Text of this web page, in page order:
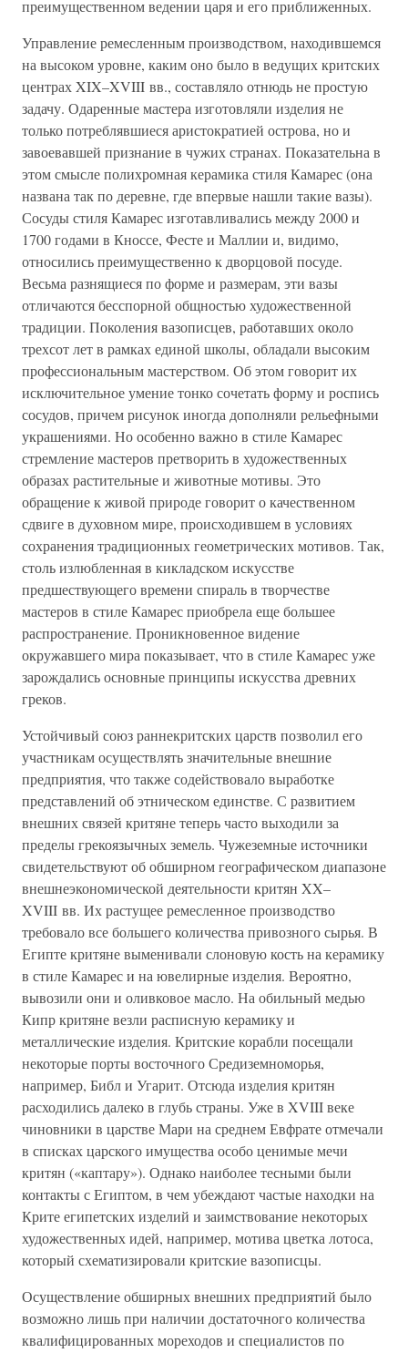
преимущественном ведении царя и его приближенных.
Управление ремесленным производством, находившемся
на высоком уровне, каким оно было в ведущих критских
центрах XIX–XVIII вв., составляло отнюдь не простую
задачу. Одаренные мастера изготовляли изделия не
только потреблявшиеся аристократией острова, но и
завоевавшей признание в чужих странах. Показательна в
этом смысле полихромная керамика стиля Камарес (она
названа так по деревне, где впервые нашли такие вазы).
Сосуды стиля Камарес изготавливались между 2000 и
1700 годами в Кноссе, Фесте и Маллии и, видимо,
относились преимущественно к дворцовой посуде.
Весьма разнящиеся по форме и размерам, эти вазы
отличаются бесспорной общностью художественной
традиции. Поколения вазописцев, работавших около
трехсот лет в рамках единой школы, обладали высоким
профессиональным мастерством. Об этом говорит их
исключительное умение тонко сочетать форму и роспись
сосудов, причем рисунок иногда дополняли рельефными
украшениями. Но особенно важно в стиле Камарес
стремление мастеров претворить в художественных
образах растительные и животные мотивы. Это
обращение к живой природе говорит о качественном
сдвиге в духовном мире, происходившем в условиях
сохранения традиционных геометрических мотивов. Так,
столь излюбленная в кикладском искусстве
предшествующего времени спираль в творчестве
мастеров в стиле Камарес приобрела еще большее
распространение. Проникновенное видение
окружавшего мира показывает, что в стиле Камарес уже
зарождались основные принципы искусства древних
греков.
Устойчивый союз раннекритских царств позволил его
участникам осуществлять значительные внешние
предприятия, что также содействовало выработке
представлений об этническом единстве. С развитием
внешних связей критяне теперь часто выходили за
пределы грекоязычных земель. Чужеземные источники
свидетельствуют об обширном географическом диапазоне
внешнеэкономической деятельности критян XX–
XVIII вв. Их растущее ремесленное производство
требовало все большего количества привозного сырья. В
Египте критяне выменивали слоновую кость на керамику
в стиле Камарес и на ювелирные изделия. Вероятно,
вывозили они и оливковое масло. На обильный медью
Кипр критяне везли расписную керамику и
металлические изделия. Критские корабли посещали
некоторые порты восточного Средиземноморья,
например, Библ и Угарит. Отсюда изделия критян
расходились далеко в глубь страны. Уже в XVIII веке
чиновники в царстве Мари на среднем Евфрате отмечали
в списках царского имущества особо ценимые мечи
критян («каптару»). Однако наиболее тесными были
контакты с Египтом, в чем убеждают частые находки на
Крите египетских изделий и заимствование некоторых
художественных идей, например, мотива цветка лотоса,
который схематизировали критские вазописцы.
Осуществление обширных внешних предприятий было
возможно лишь при наличии достаточного количества
квалифицированных мореходов и специалистов по